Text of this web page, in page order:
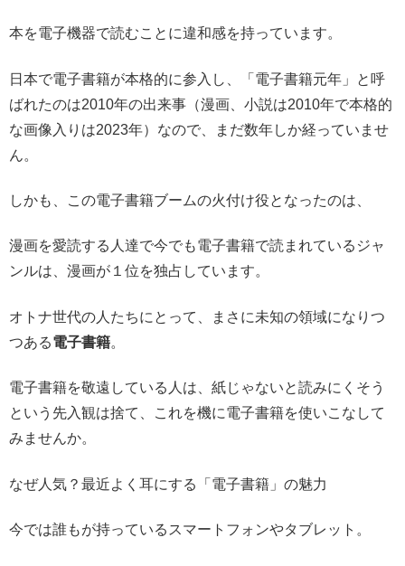
本を電子機器で読むことに違和感を持っています。
日本で電子書籍が本格的に参入し、「電子書籍元年」と呼
ばれたのは2010年の出来事（漫画、小説は2010年で本格的
な画像入りは2023年）なので、まだ数年しか経っていませ
ん。
しかも、この電子書籍ブームの火付け役となったのは、
漫画を愛読する人達で今でも電子書籍で読まれているジャ
ンルは、漫画が１位を独占しています。
オトナ世代の人たちにとって、まさに未知の領域になりつ
つある電子書籍。
電子書籍を敬遠している人は、紙じゃないと読みにくそう
という先入観は捨て、これを機に電子書籍を使いこなして
みませんか。
なぜ人気？最近よく耳にする「電子書籍」の魅力
今では誰もが持っているスマートフォンやタブレット。